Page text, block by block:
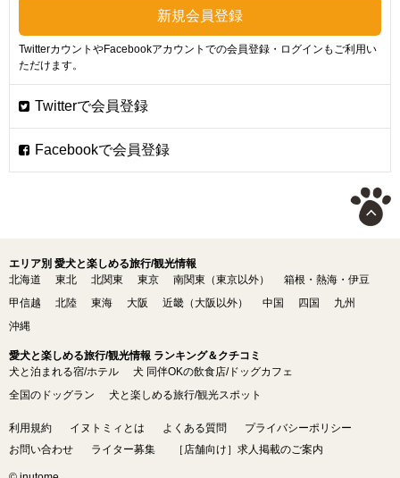
TwitterカウントやFacebookアカウントでの会員登録・ログインもご利用い
ただけます。
エリア別 愛犬と楽しめる旅行/観光情報
北海道
東北 北関東 東京 南関東（東京以外）
箱根・熱海・伊豆
甲信越
北陸 東海 大阪 近畿（大阪以外） 中国 四国
九州
沖縄
愛犬と楽しめる旅行/観光情報 ランキング＆クチコミ
犬と泊まれる宿/ホテル
犬 同伴OKの飲食店/ドッグカフェ
全国のドッグラン
犬と楽しめる旅行/観光スポット
利用規約 イヌトミィとは よくある質問
プライバシーポリシー
お問い合わせ
ライター募集 ［店舗向け］求人掲載のご案内